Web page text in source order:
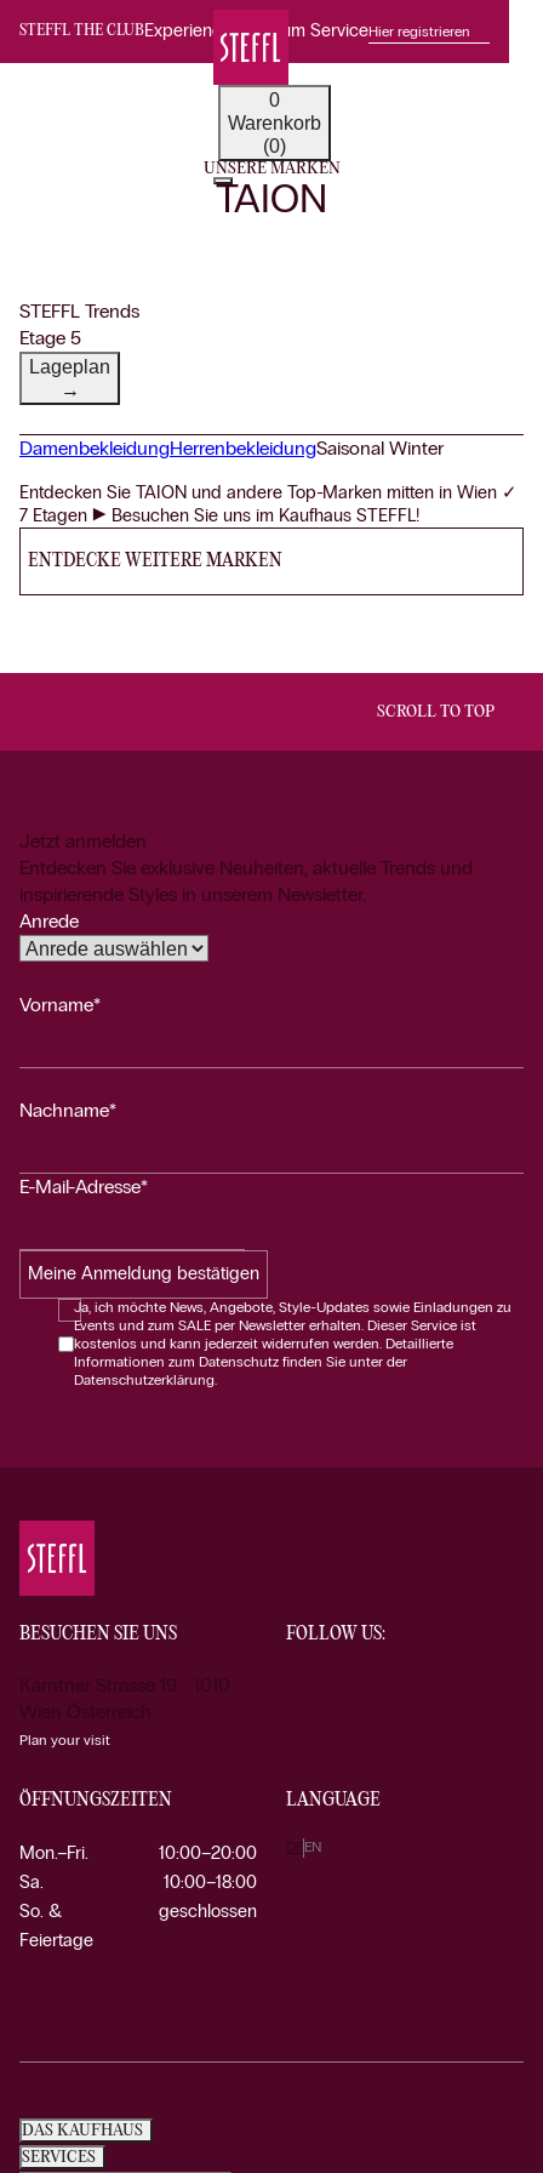
STEFFL THE CLUBExperience Premium ServiceHier registrieren
0
Warenkorb
(0)
UNSERE MARKEN
TAION
STEFFL Trends
Etage 5
Lageplan
→
DamenbekleidungHerrenbekleidungSaisonal Winter
Entdecken Sie TAION und andere Top-Marken mitten in Wien ✓
7 Etagen ► Besuchen Sie uns im Kaufhaus STEFFL!
ENTDECKE WEITERE MARKEN
SCROLL TO TOP
Jetzt anmelden
Entdecken Sie exklusive Neuheiten, aktuelle Trends und
inspirierende Styles in unserem Newsletter.
Anrede
Vorname*
Nachname*
E-Mail-Adresse*
Meine Anmeldung bestätigen
Ja, ich möchte News, Angebote, Style-Updates sowie Einladungen zu
Events und zum SALE per Newsletter erhalten. Dieser Service ist
kostenlos und kann jederzeit widerrufen werden. Detaillierte
Informationen zum Datenschutz finden Sie unter der
Datenschutzerklärung.
BESUCHEN SIE UNS
Kärntner Strasse 19 1010
Wien Österreich
Plan your visit
FOLLOW US:
ÖFFNUNGSZEITEN
Mon.–Fri.
10:00–20:00
Sa.
10:00–18:00
So. &
Feiertage
geschlossen
LANGUAGE
DE EN
DAS KAUFHAUS
SERVICES